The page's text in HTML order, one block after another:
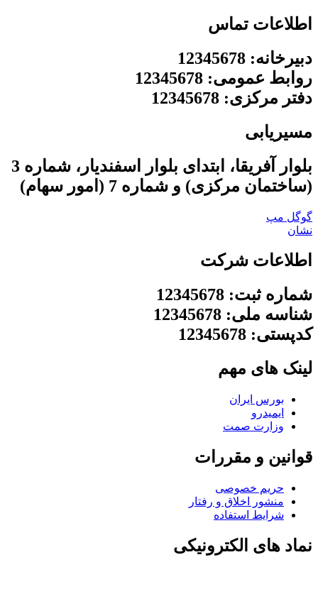
اطلاعات تماس
دبیرخانه: 12345678
روابط عمومی: 12345678
دفتر مرکزی: 12345678
مسیریابی
بلوار آفریقا، ابتدای بلوار اسفندیار، شماره 3
(ساختمان مرکزی) و شماره 7 (امور سهام)
گوگل مپ
نشان
اطلاعات شرکت
شماره ثبت: 12345678
شناسه ملی: 12345678
کدپستی: 12345678
لینک های مهم
بورس ایران
ایمیدرو
وزارت صمت
قوانین و مقررات
حریم خصوصی
منشور اخلاق و رفتار
شرایط استفاده
نماد های الکترونیکی